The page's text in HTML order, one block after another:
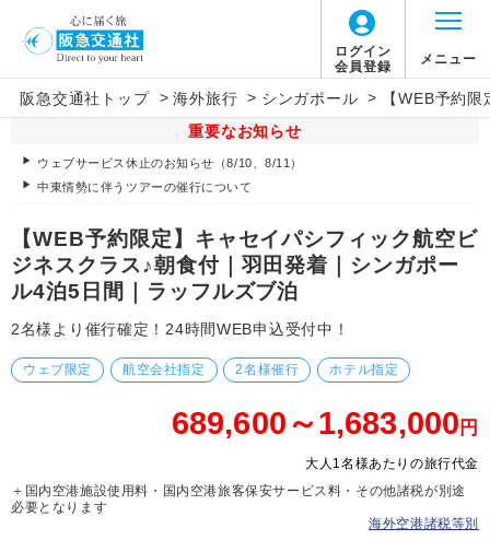
ログイン
会員登録
メニュー
阪急交通社トップ > 海外旅行 > シンガポール >
【WEB予約
重要なお知らせ
ウェブサービス休止のお知らせ（8/10、8/11）
中東情勢に伴うツアーの催行について
【WEB予約限定】キャセイパシフィック航空ビ
ジネスクラス♪朝食付｜羽田発着｜シンガポー
ル4泊5日間｜ラッフルズブ泊
2名様より催行確定！24時間WEB申込受付中！
ウェブ限定 航空会社指定 2名様催行 ホテル指定
689,600～1,683,000 円
大人1名様あたりの旅行代金
＋国内空港施設使用料・国内空港旅客保安サービス料・その他諸税が別途
必要となります
海外空港諸税等別